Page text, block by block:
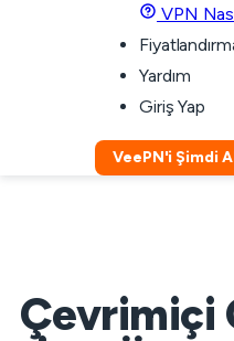
VPN
Yardım
Giriş Yap
VeePN'i Şimdi
Çevrimiçi